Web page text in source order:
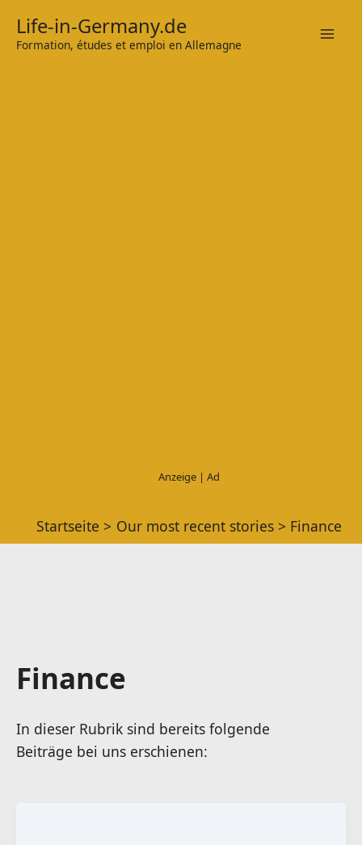
Inhalt
springen
Life-in-Germany.de
Formation, études et emploi en Allemagne
Startseite Our most recent stories Finance
Finance